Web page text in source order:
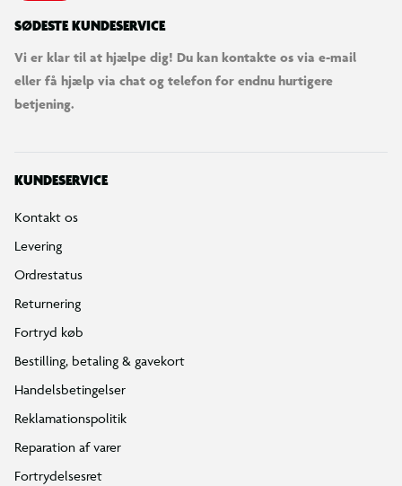
SØDESTE KUNDESERVICE
Vi er klar til at hjælpe dig! Du kan kontakte os via e-mail
eller få hjælp via chat og telefon for endnu hurtigere
betjening.
KUNDESERVICE
Kontakt os
Levering
Ordrestatus
Returnering
Fortryd køb
Bestilling, betaling & gavekort
Handelsbetingelser
Reklamationspolitik
Reparation af varer
Fortrydelsesret